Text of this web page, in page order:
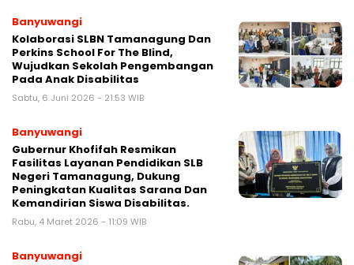
Banyuwangi
Kolaborasi SLBN Tamanagung Dan
Perkins School For The Blind,
Wujudkan Sekolah Pengembangan
Pada Anak Disabilitas
Sabtu, 6 Juni 2026 - 21:53 WIB
Banyuwangi
Gubernur Khofifah Resmikan
Fasilitas Layanan Pendidikan SLB
Negeri Tamanagung, Dukung
Peningkatan Kualitas Sarana Dan
Kemandirian Siswa Disabilitas.
Rabu, 4 Maret 2026 - 11:09 WIB
Banyuwangi